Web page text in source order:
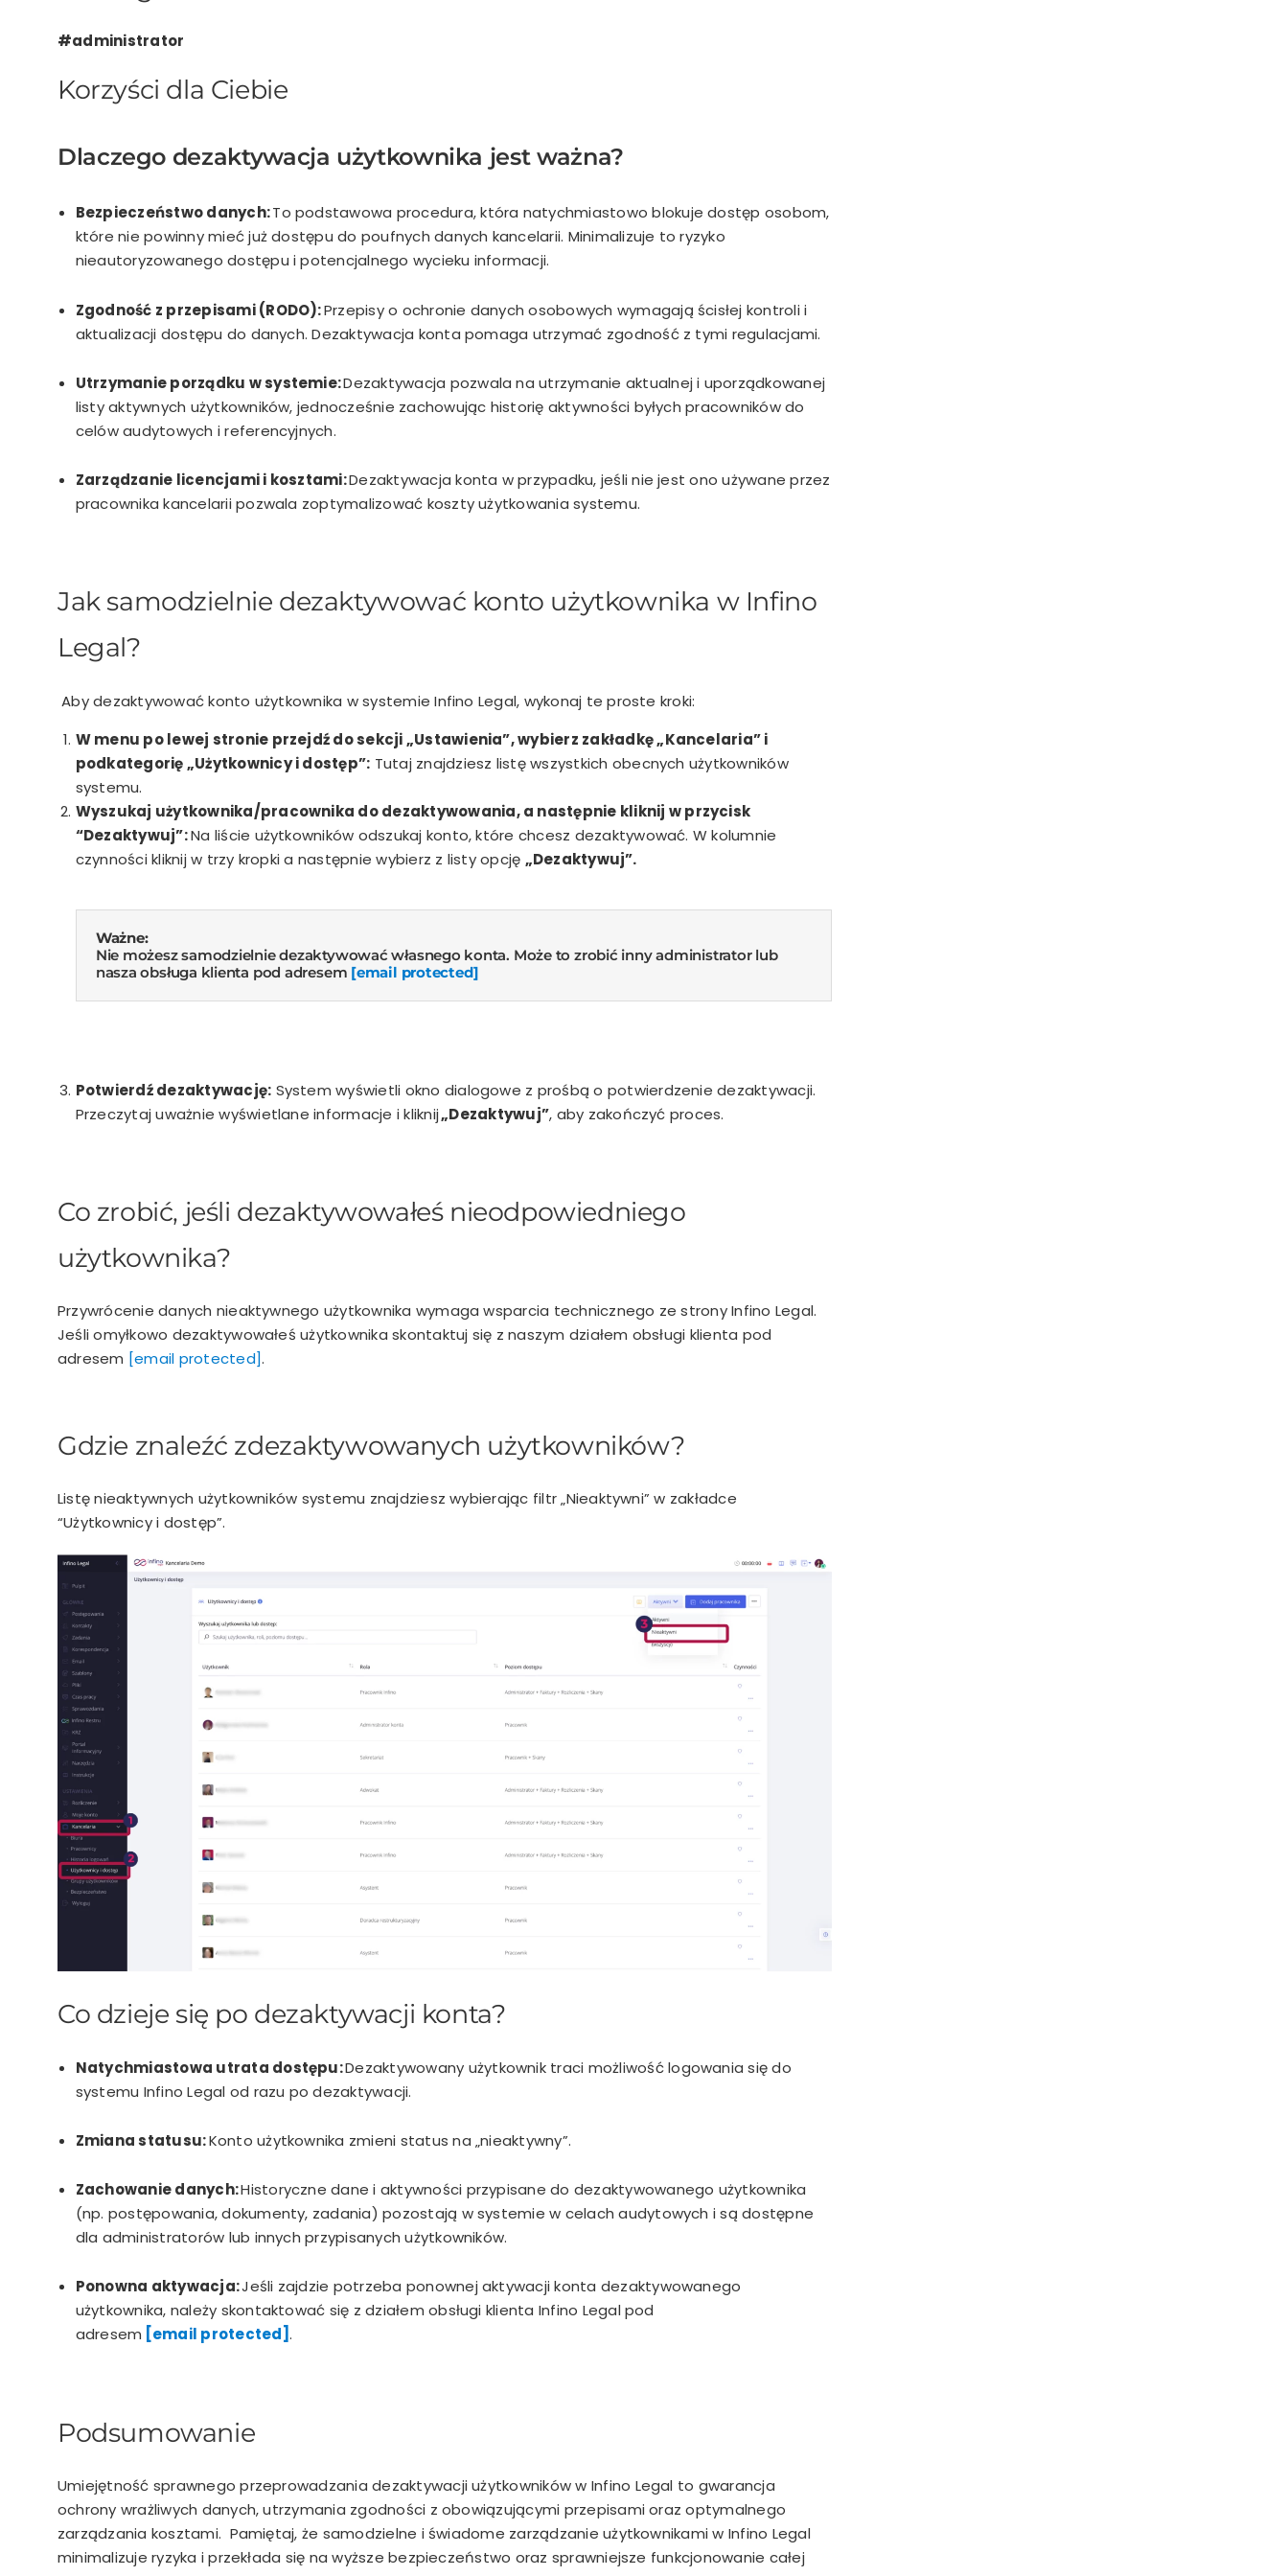
#administrator
Korzyści dla Ciebie
Dlaczego dezaktywacja użytkownika jest ważna?
Bezpieczeństwo danych:To podstawowa procedura,która natychmiastowo blokuje dostęp osobom,
które nie powinny mieć już dostępu do poufnych danych kancelarii. Minimalizuje to ryzyko
nieautoryzowanego dostępu i potencjalnego wycieku informacji.
Zgodność z przepisami (RODO):Przepisyo ochronie danych osobowych wymagają ścisłej kontroli i
aktualizacji dostępu do danych.Dezaktywacja konta pomaga utrzymać zgodność z tymi regulacjami.
Utrzymanie porządku w systemie:Dezaktywacja pozwala na utrzymanie aktualnej i uporządkowanej
listy aktywnych użytkowników, jednocześnie zachowując historię aktywności byłych pracowników do
celów audytowych i referencyjnych.
Zarządzanie licencjami i kosztami:Dezaktywacja konta w przypadku, jeśli nie jest ono używane przez
pracownika kancelarii pozwala zoptymalizować koszty użytkowania systemu.
Jak samodzielnie dezaktywować konto użytkownika w Infino
Legal?
Aby dezaktywować konto użytkownika w systemie Infino Legal, wykonaj te proste kroki:
W menu po lewej stronie przejdź do sekcji „Ustawienia”, wybierz zakładkę „Kancelaria” i
podkategorię „Użytkownicy i dostęp”: Tutaj znajdziesz listę wszystkich obecnych użytkowników
systemu.
Wyszukaj użytkownika/pracownika do dezaktywowania, a następnie kliknij w przycisk
“Dezaktywuj”:Na liście użytkowników odszukaj konto, które chcesz dezaktywować. W kolumnie
czynności kliknij w trzy kropki a następnie wybierz z listy opcję „Dezaktywuj”.
Ważne:
Nie możesz samodzielnie dezaktywować własnego konta. Może to zrobić inny administrator lub
nasza obsługa klienta pod adresem [email protected]
Potwierdź dezaktywację: System wyświetli okno dialogowe z prośbą o potwierdzenie dezaktywacji.
Przeczytaj uważnie wyświetlane informacje i kliknij„Dezaktywuj”, aby zakończyć proces.
Co zrobić, jeśli dezaktywowałeś nieodpowiedniego
użytkownika?
Przywrócenie danych nieaktywnego użytkownika wymaga wsparcia technicznego ze strony Infino Legal.
Jeśli omyłkowo dezaktywowałeś użytkownika skontaktuj się z naszym działem obsługi klienta pod
adresem [email protected].
Gdzie znaleźć zdezaktywowanych użytkowników?
Listę nieaktywnych użytkowników systemu znajdziesz wybierając filtr „Nieaktywni” w zakładce
“Użytkownicy i dostęp”.
Co dzieje się po dezaktywacji konta?
Natychmiastowa utrata dostępu:Dezaktywowany użytkownik traci możliwość logowania się do
systemu Infino Legal od razu po dezaktywacji.
Zmiana statusu:Konto użytkownika zmieni status na „nieaktywny”.
Zachowanie danych:Historyczne dane i aktywności przypisane do dezaktywowanego użytkownika
(np. postępowania, dokumenty, zadania) pozostają w systemie w celach audytowych i są dostępne
dla administratorów lub innych przypisanych użytkowników.
Ponowna aktywacja:Jeśli zajdzie potrzeba ponownej aktywacji konta dezaktywowanego
użytkownika, należy skontaktować się z działem obsługi klienta Infino Legal pod
adresem [email protected].
Podsumowanie
Umiejętność sprawnego przeprowadzania dezaktywacji użytkowników w Infino Legal to gwarancja
ochrony wrażliwych danych, utrzymania zgodności z obowiązującymi przepisami oraz optymalnego
zarządzania kosztami. Pamiętaj, że samodzielne i świadome zarządzanie użytkownikami w Infino Legal
minimalizuje ryzyka i przekłada się na wyższe bezpieczeństwo oraz sprawniejsze funkcjonowanie całej